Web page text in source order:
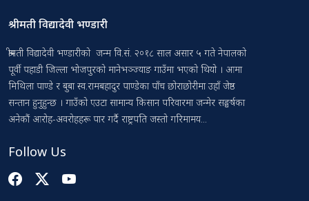
श्रीमती विद्यादेवी भण्डारी
श्रीमती विद्यादेवी भण्डारीको जन्म वि.सं. २०१८ साल असार ५ गते नेपालको
पूर्वी पहाडी जिल्ला भोजपुरको मानेभञ्ज्याङ गाउँमा भएको थियो । आमा
मिथिला पाण्डे र बुबा स्व.रामबहादुर पाण्डेका पाँच छोराछोरीमा उहाँ जेष्ठ
सन्तान हुनुहुन्छ । गाउँको एउटा सामान्य किसान परिवारमा जन्मेर सङ्घर्षका
अनेकौं आरोह-अवरोहहरू पार गर्दै राष्ट्रपति जस्तो गरिमामय...
Follow Us